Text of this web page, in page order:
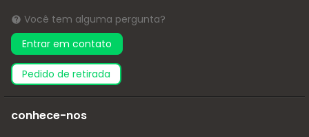
Você tem alguma pergunta?
Entrar em contato
pedido de retirada
conhece-nos